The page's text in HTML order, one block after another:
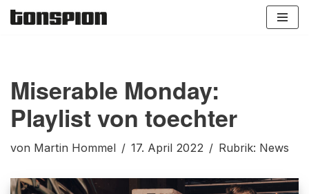
Miserable Monday:
Playlist von toechter
von Martin Hommel 17. April 2022 Rubrik: News